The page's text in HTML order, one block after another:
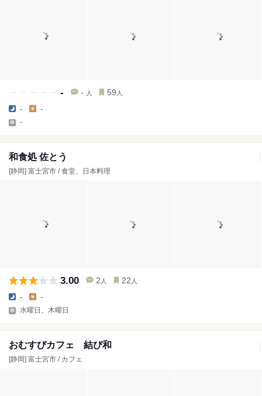
- - 人 59 人
- -
-
和食処 佐とう
[静岡] 富士宮市 / 食堂、日本料理
3.00 2 人 22 人
- -
水曜日、木曜日
おむすびカフェ 結び和
[静岡] 富士宮市 / カフェ